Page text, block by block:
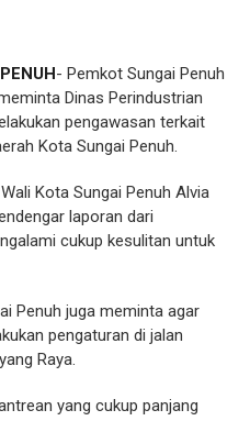
- Pemkot Sungai Penuh
Dinas Perindustrian
pengawasan terkait
Kota Sungai Penuh.
Kota Sungai Penuh Alvia
laporan dari
cukup kesulitan untuk
Penuh juga meminta agar
pengaturan di jalan
Raya.
yang cukup panjang